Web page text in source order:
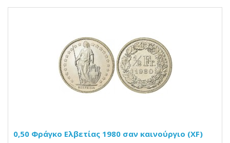
0,50 Φράγκο Ελβετίας 1980 σαν καινούργιο (XF)